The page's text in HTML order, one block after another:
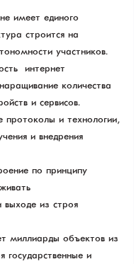
имеет единого
строится на
участников.
— интернет
количества
и сервисов.
протоколы и технологии,
и внедрения
по принципу
выходе из строя
миллиарды объектов из
государственные и